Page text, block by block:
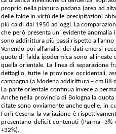
proprio nella pianura padana (area ad
delle falde in virtù delle precipitazioni
più caldi dal 1950 ad oggi. La
che però presenta un’ evidente
sono addirittura più bassi rispetto
Venendo poi all’analisi dei dati emersi
quote di falda ipodermica sono
quella orientale. La linea di separazione
dettaglio, tutte le province occidentali,
campagna (a Modena addirittura – cm.88
La parte orientale continua invece a
Anche nella provincia di Bologna la
citate sono ovviamente anche quelle, in
Forlì-Cesena la variazione è
presentano deficit contenuti (Parma -3%
+32%).